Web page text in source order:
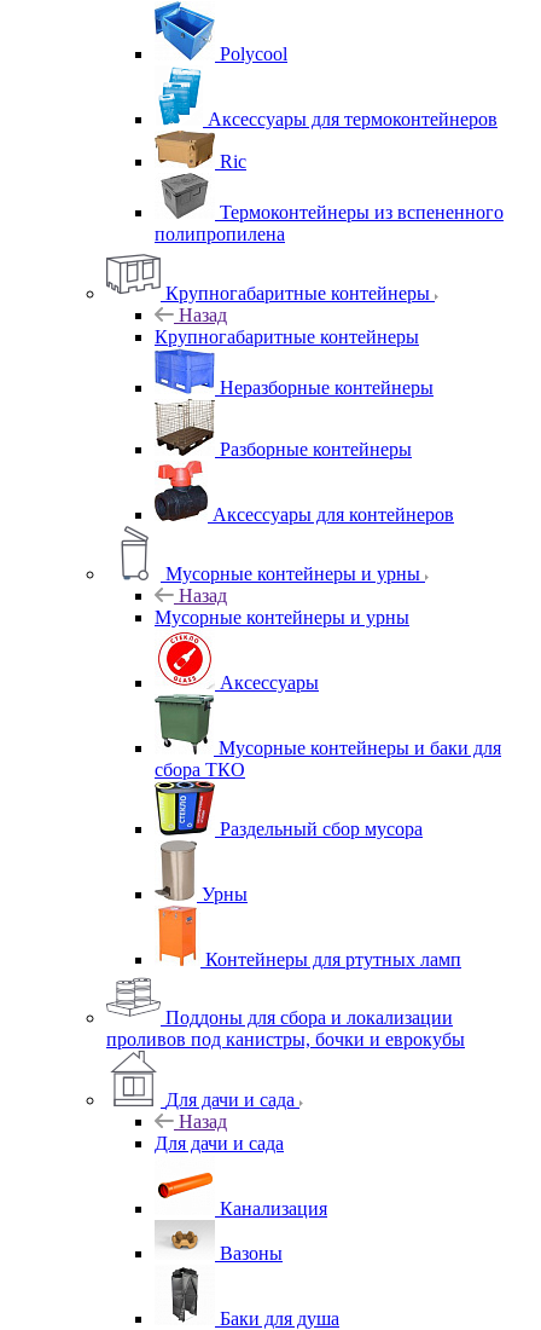
Polycool
Аксессуары для термоконтейнеров
Ric
Термоконтейнеры из вспененного
полипропилена
Крупногабаритные контейнеры
Назад
Крупногабаритные контейнеры
Неразборные контейнеры
Разборные контейнеры
Аксессуары для контейнеров
Мусорные контейнеры и урны
Назад
Мусорные контейнеры и урны
Аксессуары
Мусорные контейнеры и баки для
сбора ТКО
Раздельный сбор мусора
Урны
Контейнеры для ртутных ламп
Поддоны для сбора и локализации
проливов под канистры, бочки и еврокубы
Для дачи и сада
Назад
Для дачи и сада
Канализация
Вазоны
Баки для душа